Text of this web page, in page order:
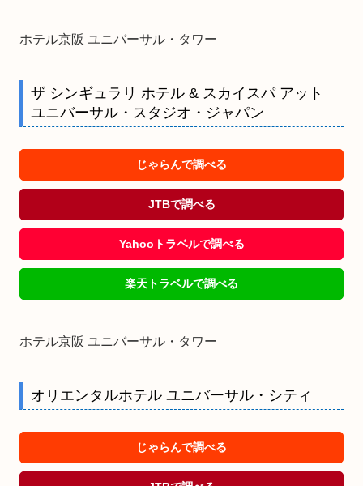
ホテル京阪 ユニバーサル・タワー
ザ シンギュラリ ホテル & スカイスパ アット
ユニバーサル・スタジオ・ジャパン
じゃらんで調べる
JTBで調べる
Yahooトラベルで調べる
楽天トラベルで調べる
ホテル京阪 ユニバーサル・タワー
オリエンタルホテル ユニバーサル・シティ
じゃらんで調べる